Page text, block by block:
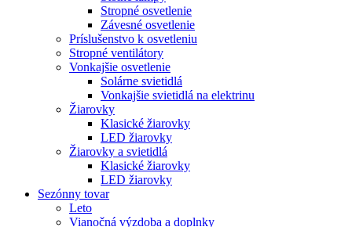
Stropné osvetlenie
Závesné osvetlenie
Príslušenstvo k osvetleniu
Stropné ventilátory
Vonkajšie osvetlenie
Solárne svietidlá
Vonkajšie svietidlá na elektrinu
Žiarovky
Klasické žiarovky
LED žiarovky
Žiarovky a svietidlá
Klasické žiarovky
LED žiarovky
Sezónny tovar
Leto
Vianočná výzdoba a doplnky